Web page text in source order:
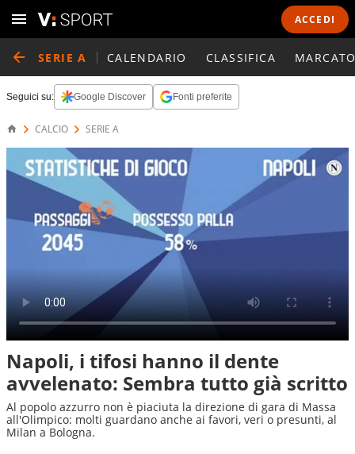
ACCEDI
SERIE A CALENDARIO CLASSIFICA
Seguici su: Google Discover Fonti preferite
CALCIO SERIE A
Napoli, i tifosi hanno il dente
avvelenato: Sembra tutto già scritto
Al popolo azzurro non è piaciuta la direzione di gara di Massa
all'Olimpico: molti guardano anche ai favori, veri o presunti, al
Milan a Bologna.